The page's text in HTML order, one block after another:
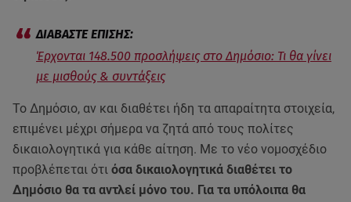
Έρχονται 148.500 προσλήψεις στο Δημόσιο: Τι θα γίνει
με μισθούς & συντάξεις
Το Δημόσιο, αν και διαθέτει ήδη τα απαραίτητα στοιχεία,
επιμένει μέχρι σήμερα να ζητά από τους πολίτες
δικαιολογητικά για κάθε αίτηση. Με το νέο νομοσχέδιο
προβλέπεται ότι όσα δικαιολογητικά διαθέτει το
Δημόσιο θα τα αντλεί μόνο του. Για τα υπόλοιπα θα